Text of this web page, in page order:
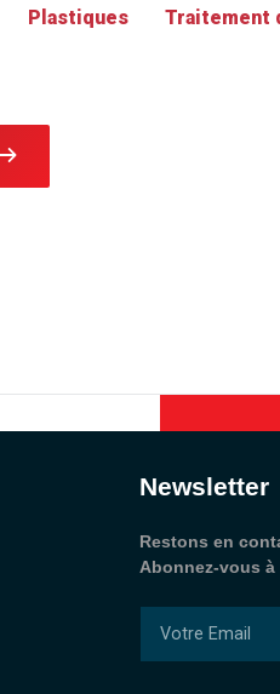
Plastiques Traitement
Newsletter
Restons en
Abonnez-vous